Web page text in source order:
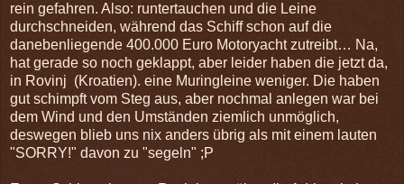
rein gefahren. Also: runtertauchen und die Leine
durchschneiden, während das Schiff schon auf die
danebenliegende 400.000 Euro Motoryacht zutreibt… Na,
hat gerade so noch geklappt, aber leider haben die jetzt da,
in Rovinj (Kroatien). eine Muringleine weniger. Die haben
gut schimpft vom Steg aus, aber nochmal anlegen war bei
dem Wind und den Umständen ziemlich unmöglich,
deswegen blieb uns nix anders übrig als mit einem lauten
"SORRY!" davon zu "segeln" ;P